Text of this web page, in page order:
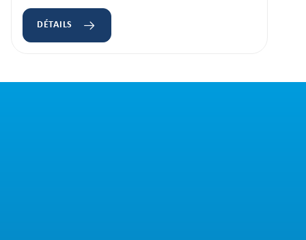
DÉTAILS